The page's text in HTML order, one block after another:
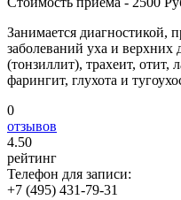
Занимается диагностикой,
заболеваний уха и верхних
(тонзиллит), трахеит, отит,
фарингит, глухота и
0
отзывов
4.50
рейтинг
Телефон для записи:
+7 (495) 431-79-31